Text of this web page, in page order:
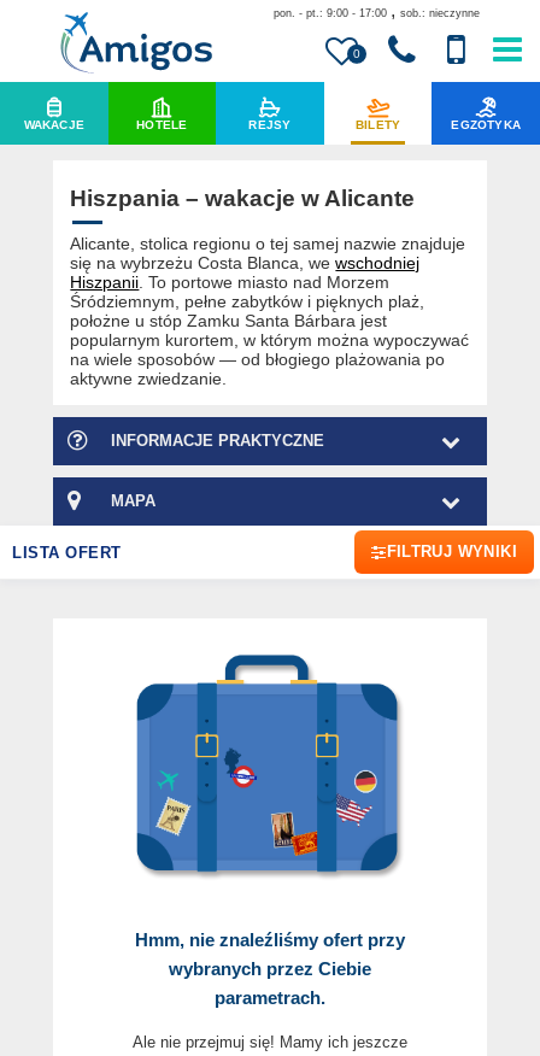
0
pon. - pt.: 9:00 - 17:00 , sob.: nieczynne
WAKACJE HOTELE REJSY BILETY EGZOTYKA
Hiszpania – wakacje w Alicante
Alicante, stolica regionu o tej samej nazwie znajduje
się na wybrzeżu Costa Blanca, wewschodniej
Hiszpanii . To portowe miasto nad Morzem
Śródziemnym, pełne zabytków i pięknych plaż,
położne u stóp Zamku Santa Bárbara jest
popularnym kurortem, w którym można wypoczywać
na wiele sposobów — od błogiego plażowania po
aktywne zwiedzanie.
INFORMACJE PRAKTYCZNE
MAPA
LISTA OFERT FILTRUJ WYNIKI
Hmm, nie znaleźliśmy ofert przy
wybranych przez Ciebie
parametrach.
Ale nie przejmuj się! Mamy ich jeszcze